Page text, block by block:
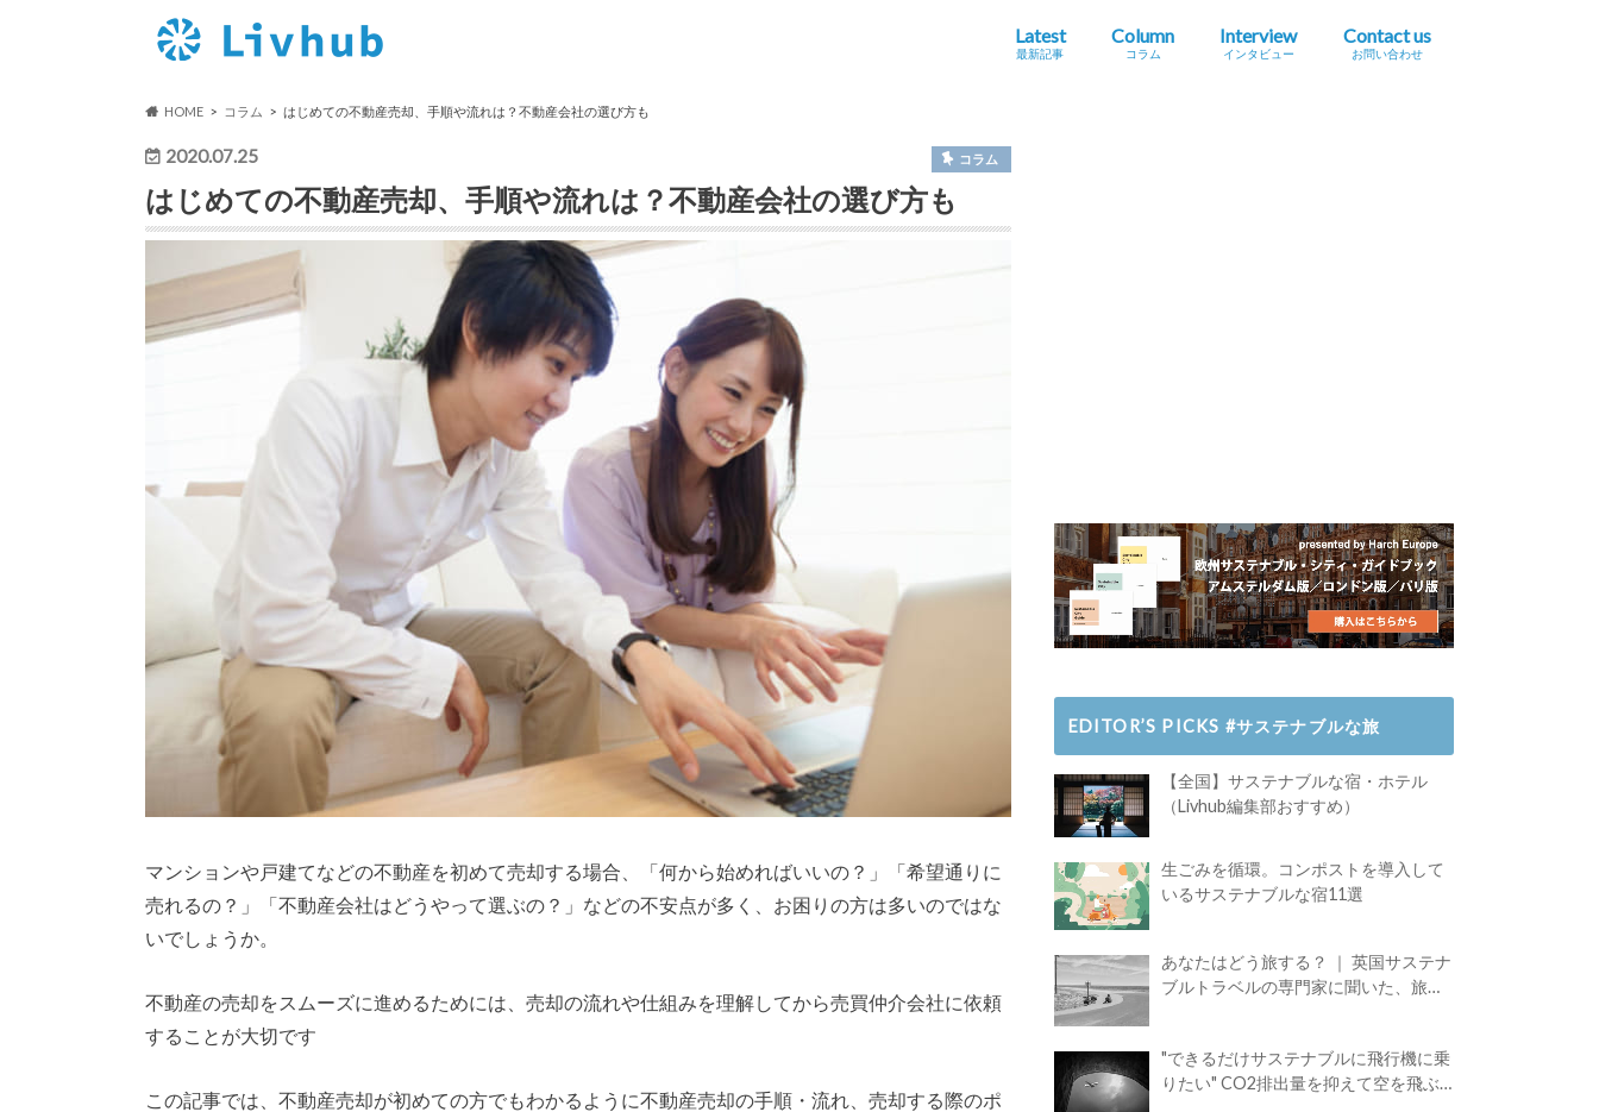
Latest
最新記事
Column
コラム
Interview
インタビュー
Contact us
お問い合わせ
HOME コラム はじめての不動産売却、手順や流れは？不動産会社の選び方も
2020.07.25 コラム
はじめての不動産売却、手順や流れは？不動産会社の選び方も
マンションや戸建てなどの不動産を初めて売却する場合、「何から始めればいいの？」「希望通りに
売れるの？」「不動産会社はどうやって選ぶの？」などの不安点が多く、お困りの方は多いのではな
いでしょうか。
不動産の売却をスムーズに進めるためには、売却の流れや仕組みを理解してから売買仲介会社に依頼
することが大切です
この記事では、不動産売却が初めての方でもわかるように不動産売却の手順・流れ、売却する際のポ
EDITOR’S PICKS #サステナブルな旅
【全国】サステナブルな宿・ホテル
（Livhub編集部おすすめ）
生ごみを循環。コンポストを導入して
いるサステナブルな宿11選
あなたはどう旅する？ ｜ 英国サステナ
ブルトラベルの専門家に聞いた、旅の
"できるだけサステナブルに飛行機に乗
りたい" CO2排出量を抑えて空を飛ぶ